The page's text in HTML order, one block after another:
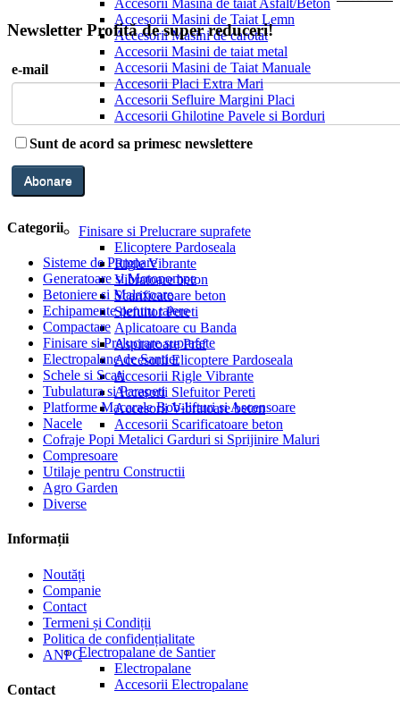
Accesorii Masina de taiat Asfalt/Beton
Accesorii Masini de Taiat Lemn
Accesorii Masini de carotat
Accesorii Masini de taiat metal
Accesorii Masini de Taiat Manuale
Accesorii Placi Extra Mari
Accesorii Sefluire Margini Placi
Accesorii Ghilotine Pavele si Borduri
Finisare si Prelucrare suprafete
Elicoptere Pardoseala
Rigle Vibrante
Vibratoare beton
Scarificatoare beton
Slefuitor Pereti
Aplicatoare cu Banda
Aspiratoare Praf
Accesorii Elicoptere Pardoseala
Accesorii Rigle Vibrante
Accesorii Slefuitor Pereti
Accesorii Vibratoare beton
Accesorii Scarificatoare beton
Electropalane de Santier
Electropalane
Accesorii Electropalane
Newsletter Profită de super reduceri!
e-mail
Sunt de acord sa primesc newslettere
Categorii
Sisteme de Pompare
Generatoare si Motopompe
Betoniere si Malaxoare
Echipamente pentru taiere
Compactare
Finisare si Prelucrare suprafete
Electropalane de Santier
Schele si Scari
Tubulatura si Parapeti
Platforme Macarale Bob-lifturi si Ascensoare
Nacele
Cofraje Popi Metalici Garduri si Sprijinire Maluri
Compresoare
Utilaje pentru Constructii
Agro Garden
Diverse
Informații
Noutăți
Companie
Contact
Termeni și Condiții
Politica de confidențialitate
ANPC
Contact